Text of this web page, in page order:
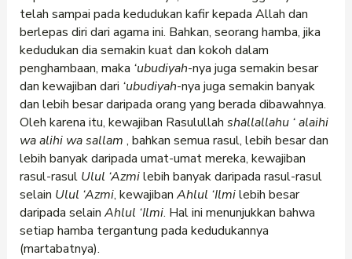
telah sampai pada kedudukan kafir kepada Allah dan
berlepas diri dari agama ini. Bahkan, seorang hamba, jika
kedudukan dia semakin kuat dan kokoh dalam
penghambaan, maka ‘ubudiyah-nya juga semakin besar
dan kewajiban dari ‘ubudiyah-nya juga semakin banyak
dan lebih besar daripada orang yang berada dibawahnya.
Oleh karena itu, kewajiban Rasulullah shallallahu ‘alaihi
wa alihi wa sallam , bahkan semua rasul, lebih besar dan
lebih banyak daripada umat-umat mereka, kewajiban
rasul-rasul Ulul ‘Azmilebih banyak daripada rasul-rasul
selain Ulul ‘Azmi, kewajiban Ahlul ‘Ilmilebih besar
daripada selain Ahlul ‘Ilmi. Hal ini menunjukkan bahwa
setiap hamba tergantung pada kedudukannya
(martabatnya).